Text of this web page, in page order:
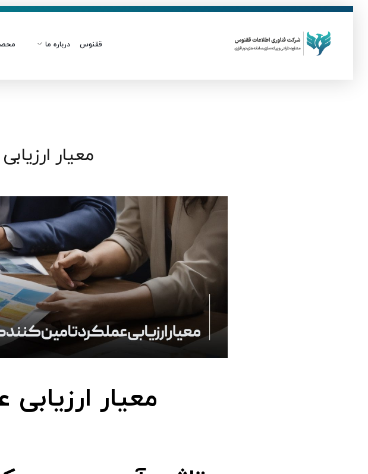
ققنوس درباره ما
معیار
معیار